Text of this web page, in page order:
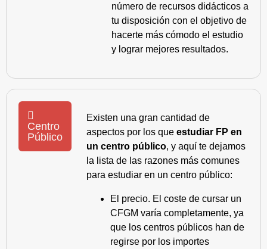
número de recursos didácticos a
tu disposición con el objetivo de
hacerte más cómodo el estudio
y lograr mejores resultados.
Centro
Público
Existen una gran cantidad de
aspectos por los que estudiar FP en
un centro público, y aquí te dejamos
la lista de las razones más comunes
para estudiar en un centro público:
El precio. El coste de cursar un
CFGM varía completamente, ya
que los centros públicos han de
regirse por los importes